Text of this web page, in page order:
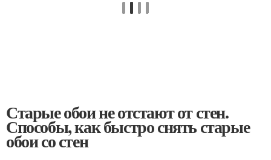
Старые обои не отстают от стен.
Способы, как быстро снять старые
обои со стен